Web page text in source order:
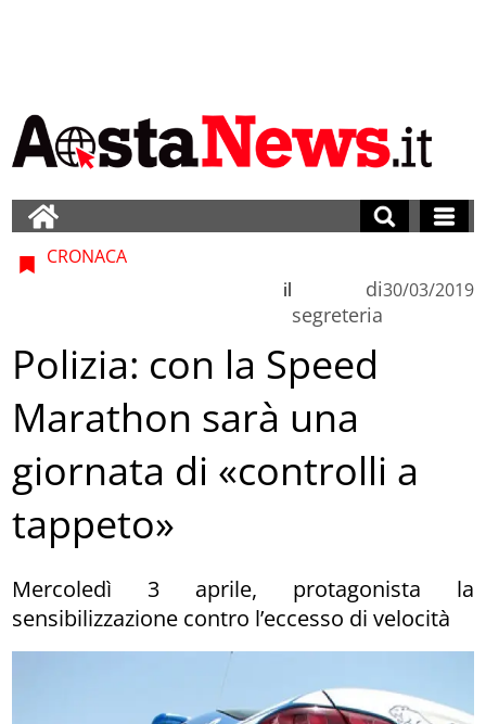
CRONACA
di
segreteria
il 30/03/2019
Polizia: con la Speed
Marathon sarà una
giornata di «controlli a
tappeto»
Mercoledì 3 aprile, protagonista la
sensibilizzazione contro l’eccesso di velocità